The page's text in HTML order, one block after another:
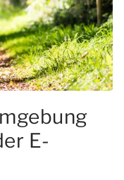
E-